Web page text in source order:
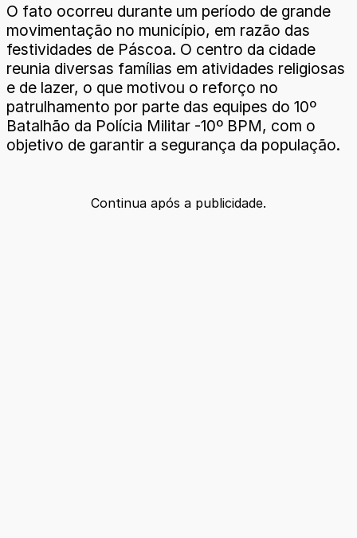
O fato ocorreu durante um período de grande
movimentação no município, em razão das
festividades de Páscoa. O centro da cidade
reunia diversas famílias em atividades religiosas
e de lazer, o que motivou o reforço no
patrulhamento por parte das equipes do 10º
Batalhão da Polícia Militar -10º BPM, com o
objetivo de garantir a segurança da população.
Continua após a publicidade.